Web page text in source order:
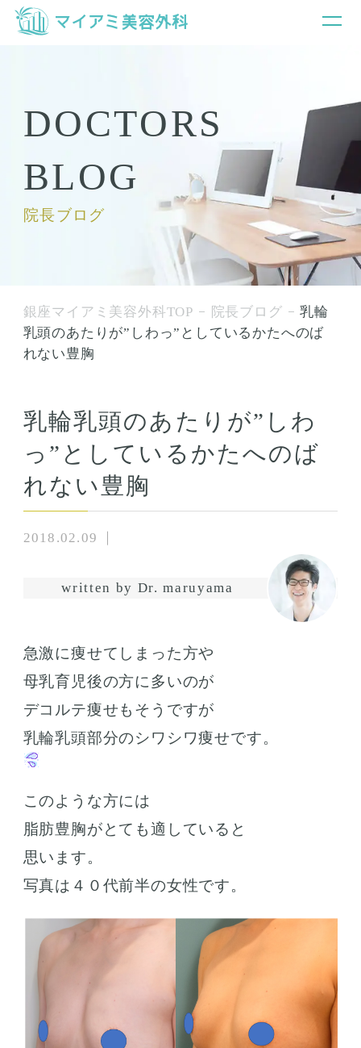
DOCTORS
BLOG
院長ブログ
銀座マイアミ美容外科TOP 院長ブログ
乳輪
乳頭のあたりが”しわっ”としているかたへのば
れない豊胸
乳輪乳頭のあたりが”しわ
っ”としているかたへのば
れない豊胸
2018.02.09
written by Dr. maruyama
急激に痩せてしまった方や
母乳育児後の方に多いのが
デコルテ痩せもそうですが
乳輪乳頭部分のシワシワ痩せです。
このような方には
脂肪豊胸がとても適していると
思います。
写真は４０代前半の女性です。